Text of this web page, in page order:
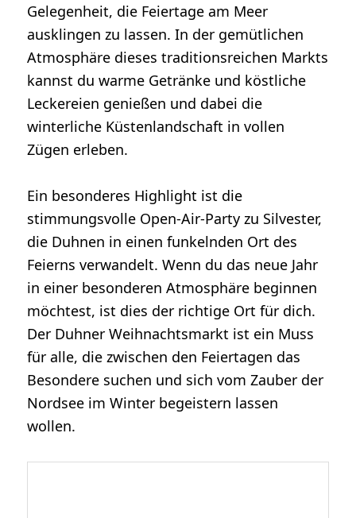
Gelegenheit, die Feiertage am Meer
ausklingen zu lassen. In der gemütlichen
Atmosphäre dieses traditionsreichen Markts
kannst du warme Getränke und köstliche
Leckereien genießen und dabei die
winterliche Küstenlandschaft in vollen
Zügen erleben.
Ein besonderes Highlight ist die
stimmungsvolle Open-Air-Party zu Silvester,
die Duhnen in einen funkelnden Ort des
Feierns verwandelt. Wenn du das neue Jahr
in einer besonderen Atmosphäre beginnen
möchtest, ist dies der richtige Ort für dich.
Der Duhner Weihnachtsmarkt ist ein Muss
für alle, die zwischen den Feiertagen das
Besondere suchen und sich vom Zauber der
Nordsee im Winter begeistern lassen
wollen.